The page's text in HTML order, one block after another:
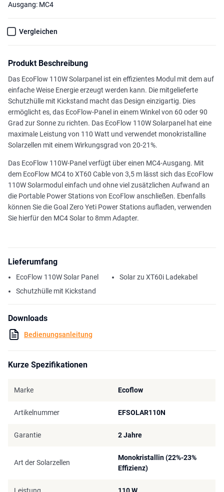
Ausgang: MC4
Vergleichen
Produkt Beschreibung
Das EcoFlow 110W Solarpanel ist ein effizientes Modul mit dem auf
einfache Weise Energie erzeugt werden kann. Die mitgelieferte
Schutzhülle mit Kickstand macht das Design einzigartig. Dies
ermöglicht es, das EcoFlow-Panel in einem Winkel von 60 oder 90
Grad zur Sonne zu richten. Das EcoFlow 110W Solarpanel hat eine
maximale Leistung von 110 Watt und verwendet monokristalline
Solarzellen mit einem Wirkungsgrad von 20-21%.
Das EcoFlow 110W-Panel verfügt über einen MC4-Ausgang. Mit
dem EcoFlow MC4 to XT60 Cable von 3,5 m lässt sich das EcoFlow
110W Solarmodul einfach und ohne viel zusätzlichen Aufwand an
die Portable Power Stations von EcoFlow anschließen. Ebenfalls
können Sie die Goal Zero Yeti Power Stations aufladen, verwenden
Sie hierfür den MC4 Solar to 8mm Adapter.
Lieferumfang
EcoFlow 110W Solar Panel
Schutzhülle mit Kickstand
Solar zu XT60i Ladekabel
Downloads
Bedienungsanleitung
Kurze Spezifikationen
Marke Ecoflow
Artikelnummer EFSOLAR110N
Garantie 2 Jahre
Art der Solarzellen
Monokristallin (22%-23%
Effizienz)